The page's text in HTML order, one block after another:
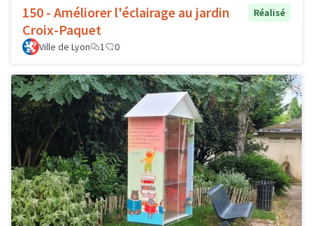
150 - Améliorer l'éclairage au jardin
Croix-Paquet
Réalisé
Ville de Lyon 1 0